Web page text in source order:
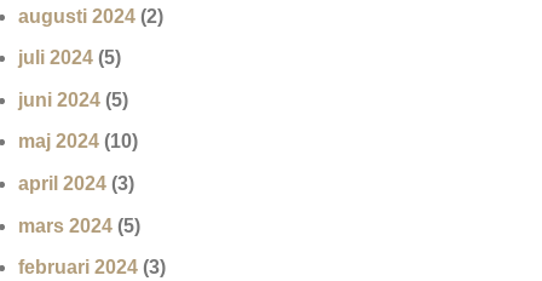
augusti 2024 (2)
juli 2024 (5)
juni 2024 (5)
maj 2024 (10)
april 2024 (3)
mars 2024 (5)
februari 2024 (3)